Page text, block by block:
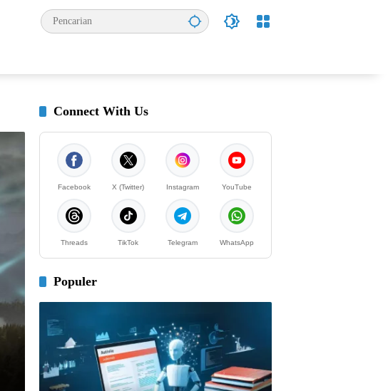
Connect With Us
Facebook X (Twitter) Instagram YouTube
Threads TikTok Telegram WhatsApp
Populer